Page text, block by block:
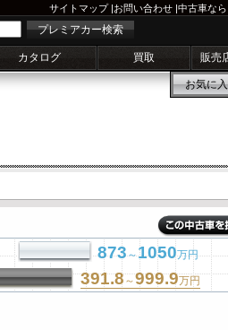
サイトマップ|お問い合わせ |中古車な
プレミアカー検索
カタログ 買取 販売
お気に
873～1050万円
391.8～999.9万円